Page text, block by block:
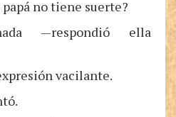
papá no tiene suerte?
—respondió ella
vacilante.